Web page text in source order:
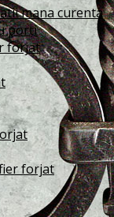
mana curenta
porți
forjat
forjat